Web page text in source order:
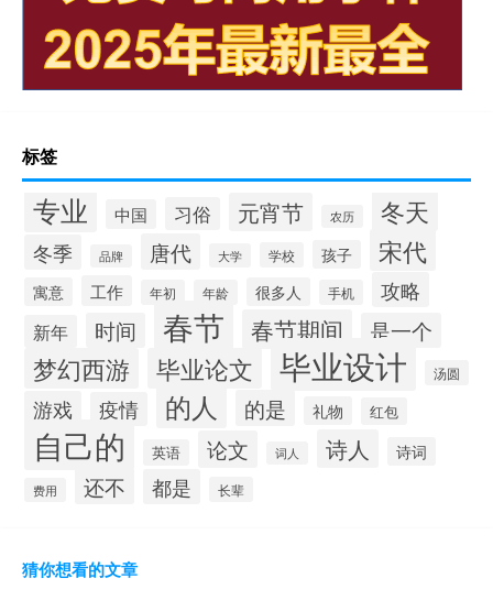
标签
专业 中国 习俗 元宵节 农历 冬天
冬季 品牌 唐代 大学 学校 孩子 宋代
寓意 工作 年初 年龄 很多人 手机 攻略
新年 时间 春节 春节期间 是一个
梦幻西游 毕业论文 毕业设计 汤圆
游戏 疫情 的人 的是 礼物 红包
自己的 英语 论文 词人 诗人 诗词
费用 还不 都是 长辈
猜你想看的文章